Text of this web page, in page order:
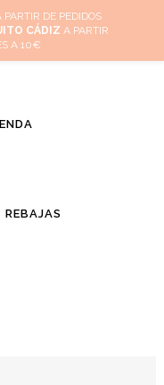
Conócenos Contacta
REBAJAS
PARTIR DE PEDIDOS
CÁDIZ A PARTIR
A 10€